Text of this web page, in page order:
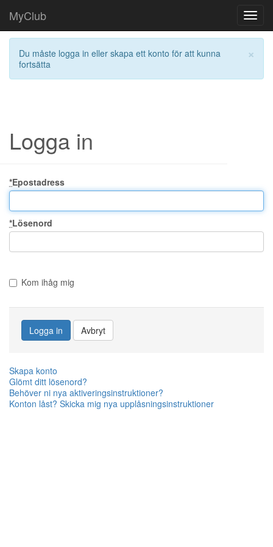
MyClub
×
Du måste logga in eller skapa ett konto för att kunna
fortsätta
Logga in
*Epostadress
*Lösenord
Kom ihåg mig
Logga in Avbryt
Skapa konto
Glömt ditt lösenord?
Behöver ni nya aktiveringsinstruktioner?
Konton låst? Skicka mig nya upplåsningsinstruktioner